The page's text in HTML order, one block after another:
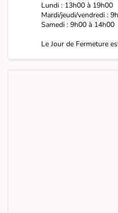
Lundi : 13h00 à 19h00
Mardi/jeudi/vendredi :
Samedi : 9h00 à 14h00
Le Jour de Fermeture